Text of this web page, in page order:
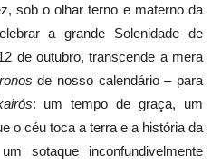
sob o olhar terno e materno da
a grande Solenidade de
de outubro, transcende a mera
de nosso calendário – para
: um tempo de graça, um
o céu toca a terra e a história da
sotaque inconfundivelmente